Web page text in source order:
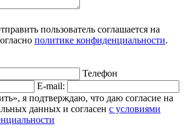
пользователь соглашается на
политике конфиденциальности.
Телефон
E-mail:
я подтверждаю, что даю согласие на
данных и согласен с условиями